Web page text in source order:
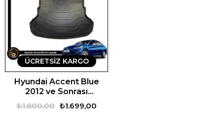
Hyundai Accent Blue
2012 ve Sonrası
Uyumlu Araca Özel Set
₺1.699,00
₺1.800,00
ÜCRETSIZ KARGO